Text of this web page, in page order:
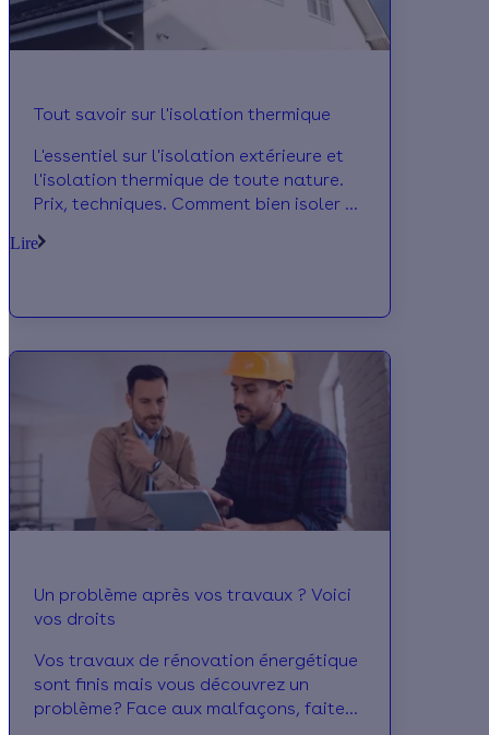
Tout savoir sur l'isolation thermique
L'essentiel sur l'isolation extérieure et
l'isolation thermique de toute nature.
Prix, techniques. Comment bien isoler sa
combles, en passant par l'isolation des
Lire
Un problème après vos travaux ? Voici
vos droits
Vos travaux de rénovation énergétique
sont finis mais vous découvrez un
problème? Face aux malfaçons, faites